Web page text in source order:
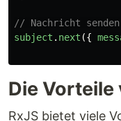
// Nachricht senden
subject . next ({
Die Vorteile
RxJS bietet viele